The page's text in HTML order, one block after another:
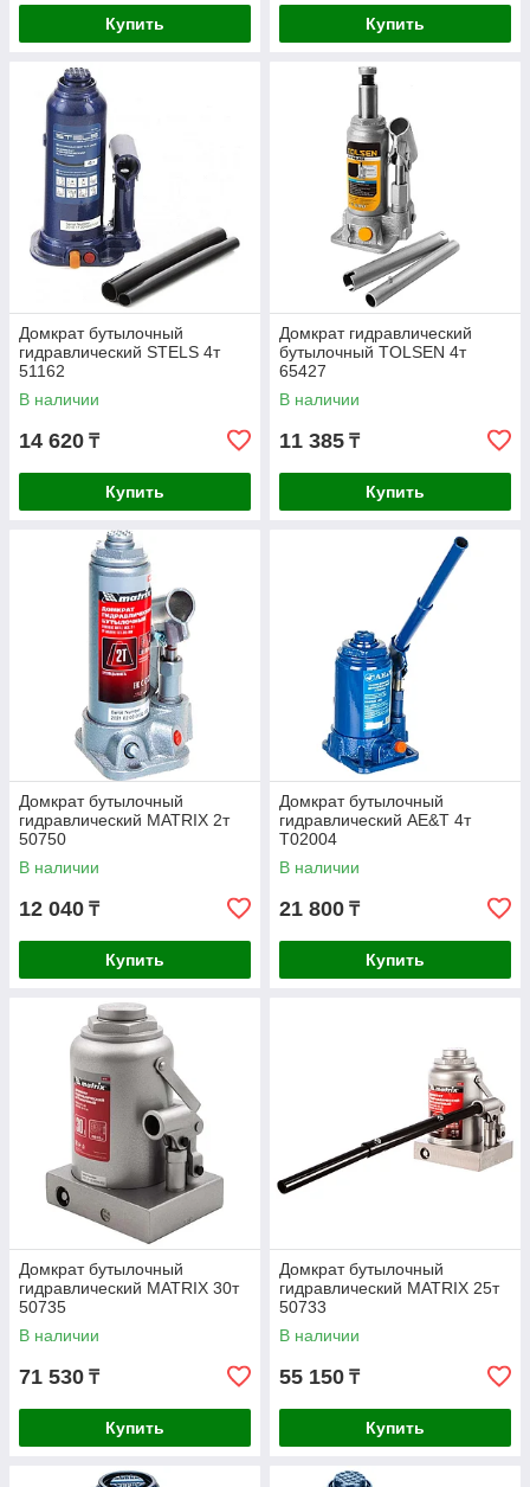
Купить Купить
Домкрат бутылочный
гидравлический STELS 4т
51162
В наличии
14 620 ₸
Купить
Домкрат гидравлический
бутылочный TOLSEN 4т
65427
В наличии
11 385 ₸
Купить
Домкрат бутылочный
гидравлический MATRIX 2т
50750
В наличии
12 040 ₸
Купить
Домкрат бутылочный
гидравлический AE&T 4т
T02004
В наличии
21 800 ₸
Купить
Домкрат бутылочный
гидравлический MATRIX 30т
50735
В наличии
71 530 ₸
Купить
Домкрат бутылочный
гидравлический MATRIX 25т
50733
В наличии
55 150 ₸
Купить